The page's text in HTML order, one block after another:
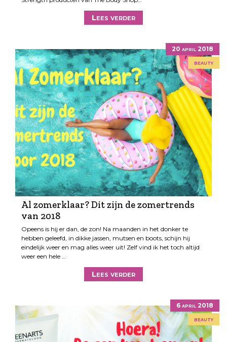
Lees verder
20 april 2018
beauty
Al zomerklaar? Dit zijn de zomertrends
van 2018
Opeens is hij er dan, de zon! Na maanden in het donker te
hebben geleefd, in dikke jassen, mutsen en boots, schijn hij
eindelijk weer en mag alles weer uit! Zelf vind ik het toch altijd
weer een hele …
Lees verder
6 april 2018
beauty